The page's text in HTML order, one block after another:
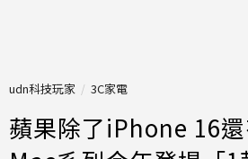
udn科技玩家 3C家電
蘋果除了iPhone 16